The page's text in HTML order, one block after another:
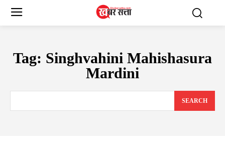
Tag: Singhvahini Mahishasura
Mardini
SEARCH